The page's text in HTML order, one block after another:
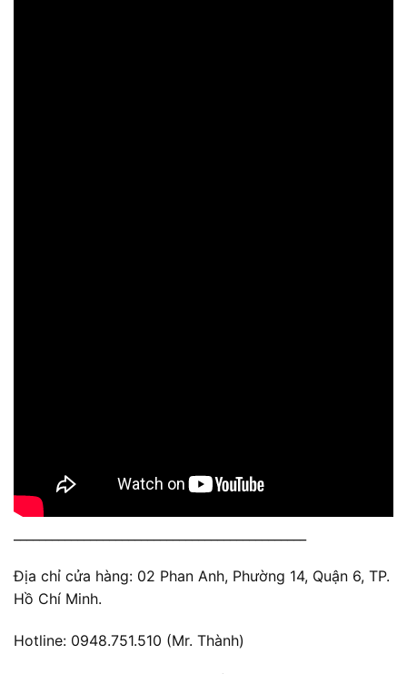
Địa chỉ cửa hàng: 02 Phan Anh, Phường 14, Quận 6, TP.
Hồ Chí Minh.
Hotline: 0948.751.510 (Mr. Thành)